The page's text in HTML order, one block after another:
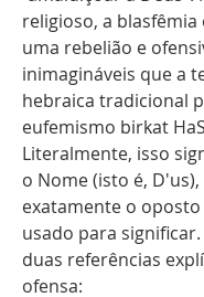
religioso, a blasfêmia
uma rebelião e
inimagináveis que a
hebraica tradicional
eufemismo birkat
Literalmente, isso
o Nome (isto é,
exatamente o
usado para
duas referências
ofensa: